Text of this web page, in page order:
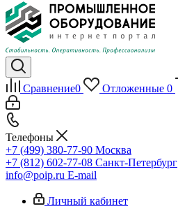
Сравнение0 Отложенные 0
Телефоны
+7 (499) 380-77-90 Москва
+7 (812) 602-77-08 Санкт-Петербург
info@poip.ru E-mail
Личный кабинет